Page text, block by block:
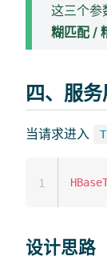
这三个参
糊匹配 /
四、服
当请求进入
1
设计思路